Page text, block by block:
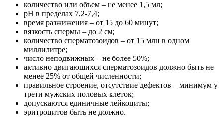
количество или объем – не менее 1,5 мл;
pН в пределах 7,2-7,4;
время разжижения – от 15 до 60 минут;
вязкость спермы – до 2 см;
количество сперматозоидов – от 15 млн в одном
миллилитре;
число неподвижных – не более 50%;
активно двигающихся сперматозоидов должно быть не
менее 25% от общей численности;
правильное строение, отсутствие дефектов – минимум у
трети мужских половых клеток;
допускаются единичные лейкоциты;
эритроцитов быть не должно.